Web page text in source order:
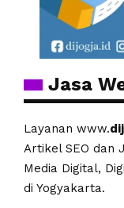
Jasa
Layanan www.
Artikel SEO dan
Media Digital,
di Yogyakarta.